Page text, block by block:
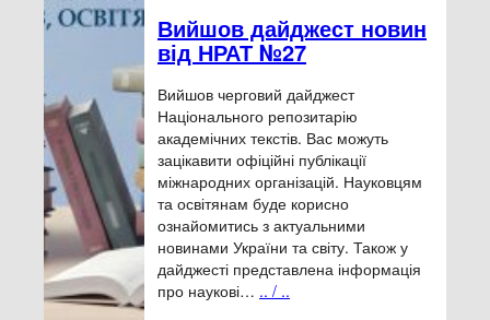
Вийшов дайджест новин
від НРАТ №27
Вийшов черговий дайджест
Національного репозитарію
академічних текстів. Вас можуть
зацікавити офіційні публікації
міжнародних організацій. Науковцям
та освітянам буде корисно
ознайомитись з актуальними
новинами України та світу. Також у
дайджесті представлена інформація
про наукові… .. / ..